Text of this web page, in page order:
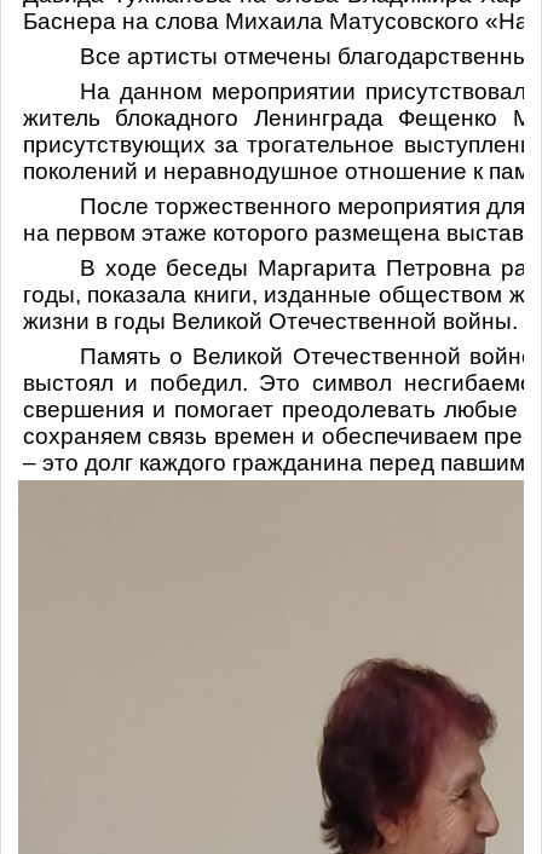
Баснера на слова Михаила Матусовского «На
Все артисты отмечены
На данном мероприятии
житель блокадного Ленинграда Фещенко
присутствующих за трогательное
поколений и неравнодушное отношение к
После торжественного мероприятия
на первом этаже которого размещена
В ходе беседы Маргарита Петровна
годы, показала книги, изданные обществом
жизни в годы Великой Отечественной войны.
Память о Великой Отечественной
выстоял и победил. Это символ
свершения и помогает преодолевать любые
сохраняем связь времен и обеспечиваем
– это долг каждого гражданина перед